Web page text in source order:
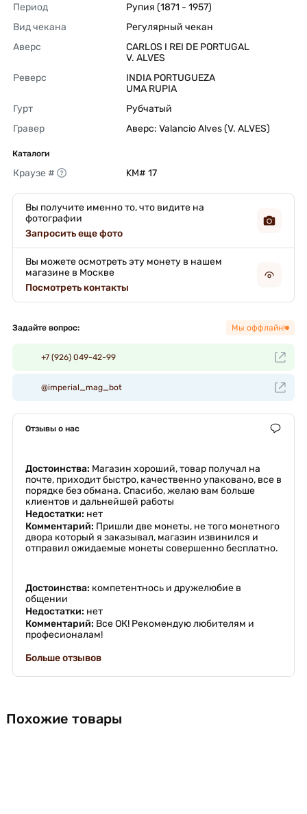
Период
Рупия (1871 - 1957)
Вид чекана
Регулярный чекан
Аверс
CARLOS I REI DE PORTUGAL
V. ALVES
Реверс
INDIA PORTUGUEZA
UMA RUPIA
Гурт
Рубчатый
Гравер
Аверс: Valancio Alves (V. ALVES)
Каталоги
Краузе # KM# 17
Вы получите именно то, что видите на
фотографии
Запросить еще фото
Вы можете осмотреть эту монету в нашем
магазине в Москве
Посмотреть контакты
Задайте вопрос: Мы оффлайн!
+7 (926) 049-42-99
@imperial_mag_bot
Отзывы о нас
Достоинства: Магазин хороший, товар получал на
почте, приходит быстро, качественно упаковано, все в
порядке без обмана. Спасибо, желаю вам больше
клиентов и дальнейшей работы
Недостатки: нет
Комментарий: Пришли две монеты, не того монетного
двора который я заказывал, магазин извинился и
отправил ожидаемые монеты совершенно бесплатно.
Достоинства: компетентнось и дружелюбие в
общении
Недостатки: нет
Комментарий: Все ОК! Рекомендую любителям и
професионалам!
Больше отзывов
Похожие товары